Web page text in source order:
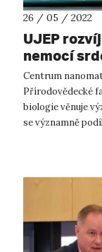
26 / 05 / 2022
UJEP
nemocí
“exosomy”.
Centrum
Přírodovědecké
biologie věnuje
se významně